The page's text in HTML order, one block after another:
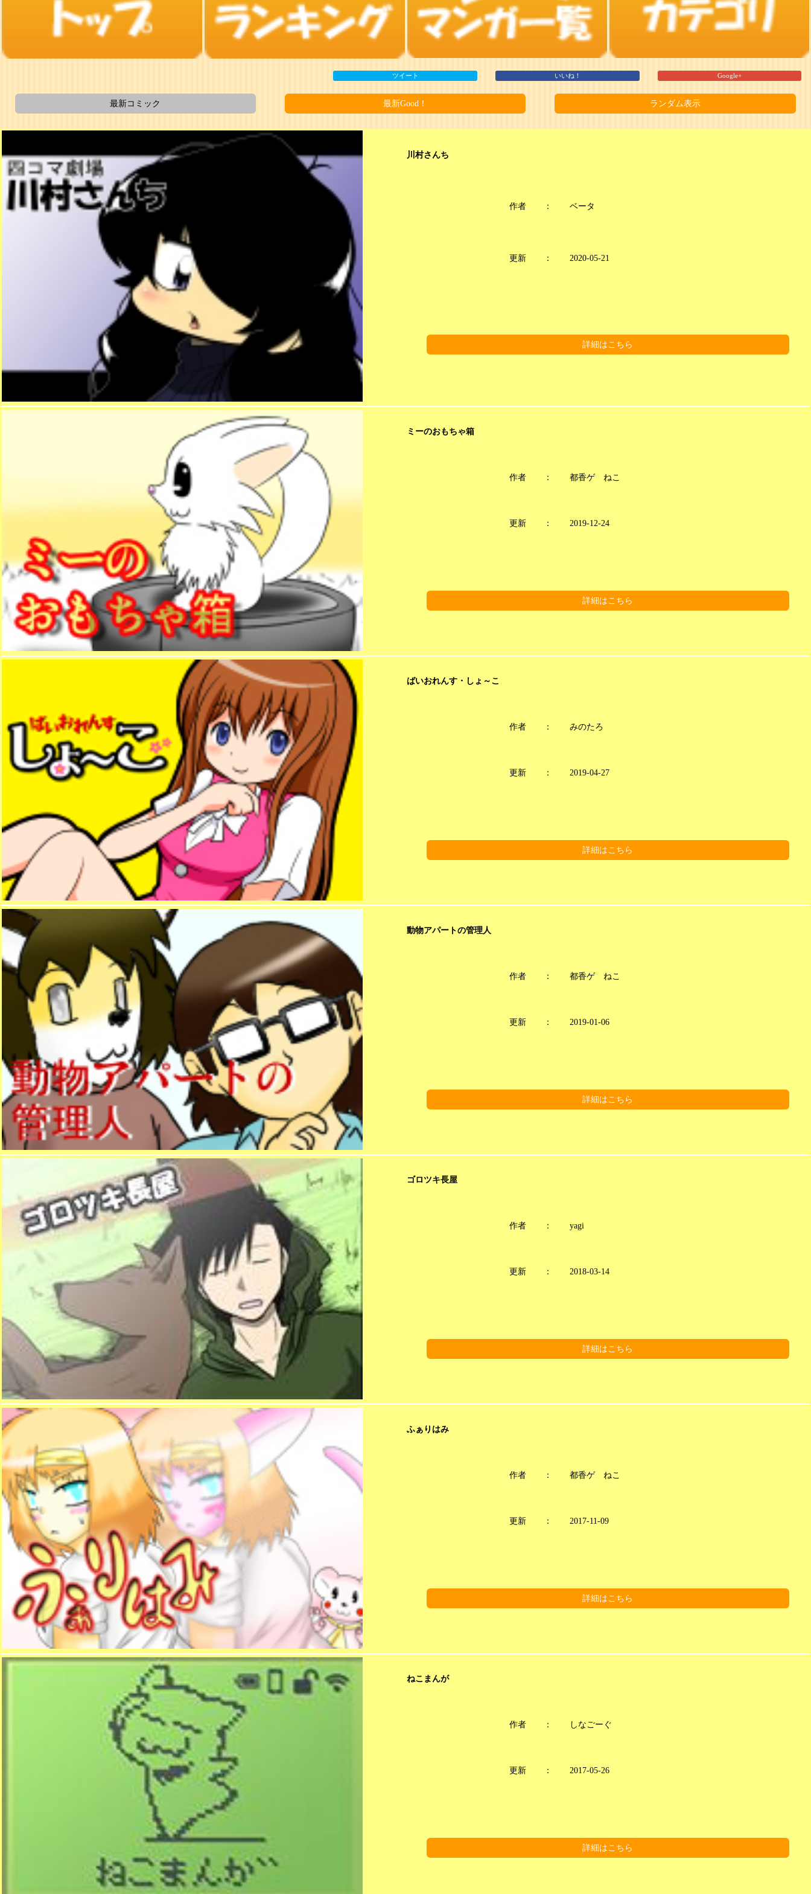
ツイート いいね！ Google+
最新コミック 最新Good！ ランダム表示
川村さんち
作者 ： ベータ
更新 ： 2020-05-21
詳細はこちら
ミーのおもちゃ箱
作者 ： 都香ゲ ねこ
更新 ： 2019-12-24
詳細はこちら
ばいおれんす・しょ～こ
作者 ： みのたろ
更新 ： 2019-04-27
詳細はこちら
動物アパートの管理人
作者 ： 都香ゲ ねこ
更新 ： 2019-01-06
詳細はこちら
ゴロツキ長屋
作者 ： yagi
更新 ： 2018-03-14
詳細はこちら
ふぁりはみ
作者 ： 都香ゲ ねこ
更新 ： 2017-11-09
詳細はこちら
ねこまんが
作者 ： しなごーぐ
更新 ： 2017-05-26
詳細はこちら